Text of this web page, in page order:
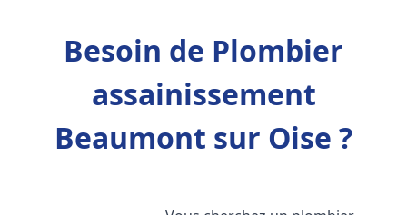
Besoin de Plombier
assainissement
Beaumont sur Oise ?